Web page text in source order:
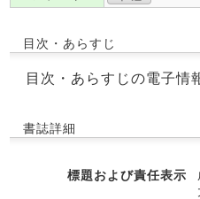
目次・あらすじ
目次・あらすじの電子情
書誌詳細
標題および責任表示